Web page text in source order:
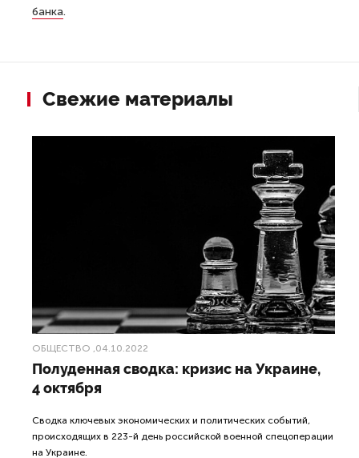
банка.
Свежие материалы
ОБЩЕСТВО ,04.10.2022
Полуденная сводка: кризис на Украине,
4 октября
Сводка ключевых экономических и политических событий,
происходящих в 223-й день российской военной спецоперации
на Украине.